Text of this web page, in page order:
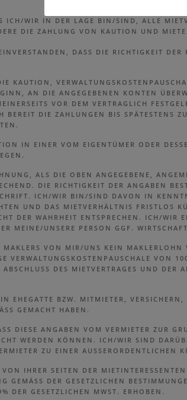
ICH/WIR IN DER LAGE BIN/SIND, ALLE
DIE ZAHLUNG VON KAUTION UND
DASS DIE RICHTIGKEIT DER
KAUTION,
AN DIE ANGEGEBENEN KONTEN
VOR DEM VERTRAGLICH
BEREIT DIE ZAHLUNGEN BIS SPÄTESTENS
IN EINER VOM EIGENTÜMER ODER
ALS DIE OBEN ANGEGEBENE,
DIE RICHTIGKEIT DER ANGABEN
ICH/WIR BIN/SIND DAVON IN
UND DAS MIETVERHÄLTNIS FRISTLOS
DER WAHRHEIT ENTSPRECHEN. ICH/WIR
MEINE/UNSERE PERSON GGF.
MAKLERS VON MIR/UNS KEIN MAKLERLOHN
VERWALTUNGSKOSTENPAUSCHALE VON
DES MIETVERTRAGES UND DER
EHEGATTE BZW. MITMIETER,
GEMACHT HABEN.
DIESE ANGABEN VOM VERMIETER ZUR
WERDEN KÖNNEN. ICH/WIR SIND
ZU EINER AUSSERORDENTLICHEN
IHRER SEITEN DER
GEMÄSS DER GESETZLICHEN
DER GESETZLICHEN MWST. ERHOBEN.